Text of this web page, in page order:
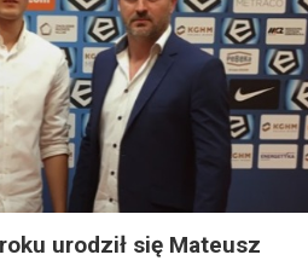
urodził się Mateusz